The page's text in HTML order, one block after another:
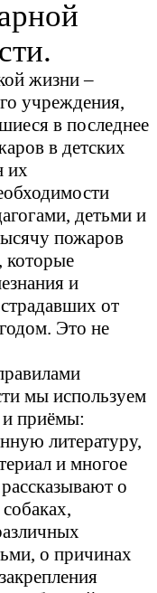
жизни –
учреждения,
в последнее
в детских
их
детьми и
пожаров
которые
и
от
Это не
мы используем
и приёмы:
литературу,
и многое
о
о причинах